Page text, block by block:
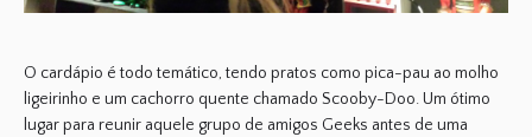
O cardápio é todo temático, tendo pratos como pica-pau ao molho
ligeirinho e um cachorro quente chamado Scooby-Doo. Um ótimo
lugar para reunir aquele grupo de amigos Geeks antes de uma